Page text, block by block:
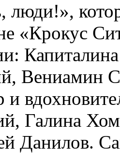
люди!»,
«Крокус
Вениамин
и
Галина
Данилов.